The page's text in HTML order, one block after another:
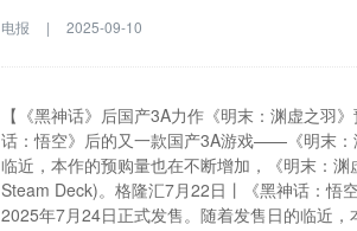
的最新数据显示，截至2025年8月31日，游戏
叠度高达83.2%。据了解，游戏《明末：渊虚
电报 | 2025-09-10
【《黑神话》后国产3A力作《明末：渊虚之羽
话：悟空》后的又一款国产3A游戏——《明末
临近，本作的预购量也在不断增加，《明末：
Steam Deck)。格隆汇7月22日丨《黑神话：
2025年7月24日正式发售。随着发售日的临近